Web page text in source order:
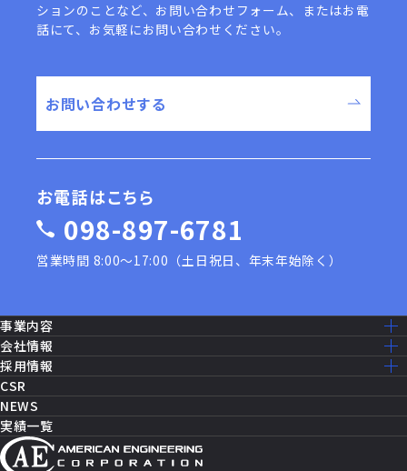
ションのことなど、 お問い合わせフォーム、またはお電
話にて、お気軽にお問い合わせください。
お問い合わせする
お電話はこちら
098-897-6781
営業時間 8:00〜17:00（土日祝日、年末年始除く）
事業内容
事業内容一覧
建設工事［米軍基地］
建設工事［公共事業］
機器修理・設備メンテナンス
ITソリューション
消防設備・制御
セールス・マーケティング
セキュリティシステム
会社情報
ミッション・ビジョン
ごあいさつ
会社概要
沿革
アクセスマップ
グループ企業一覧
採用情報
採用情報トップ
仕事を知る
先輩社員の声
働く環境
福利厚生
数字で見るAEC
CSR
NEWS
実績一覧